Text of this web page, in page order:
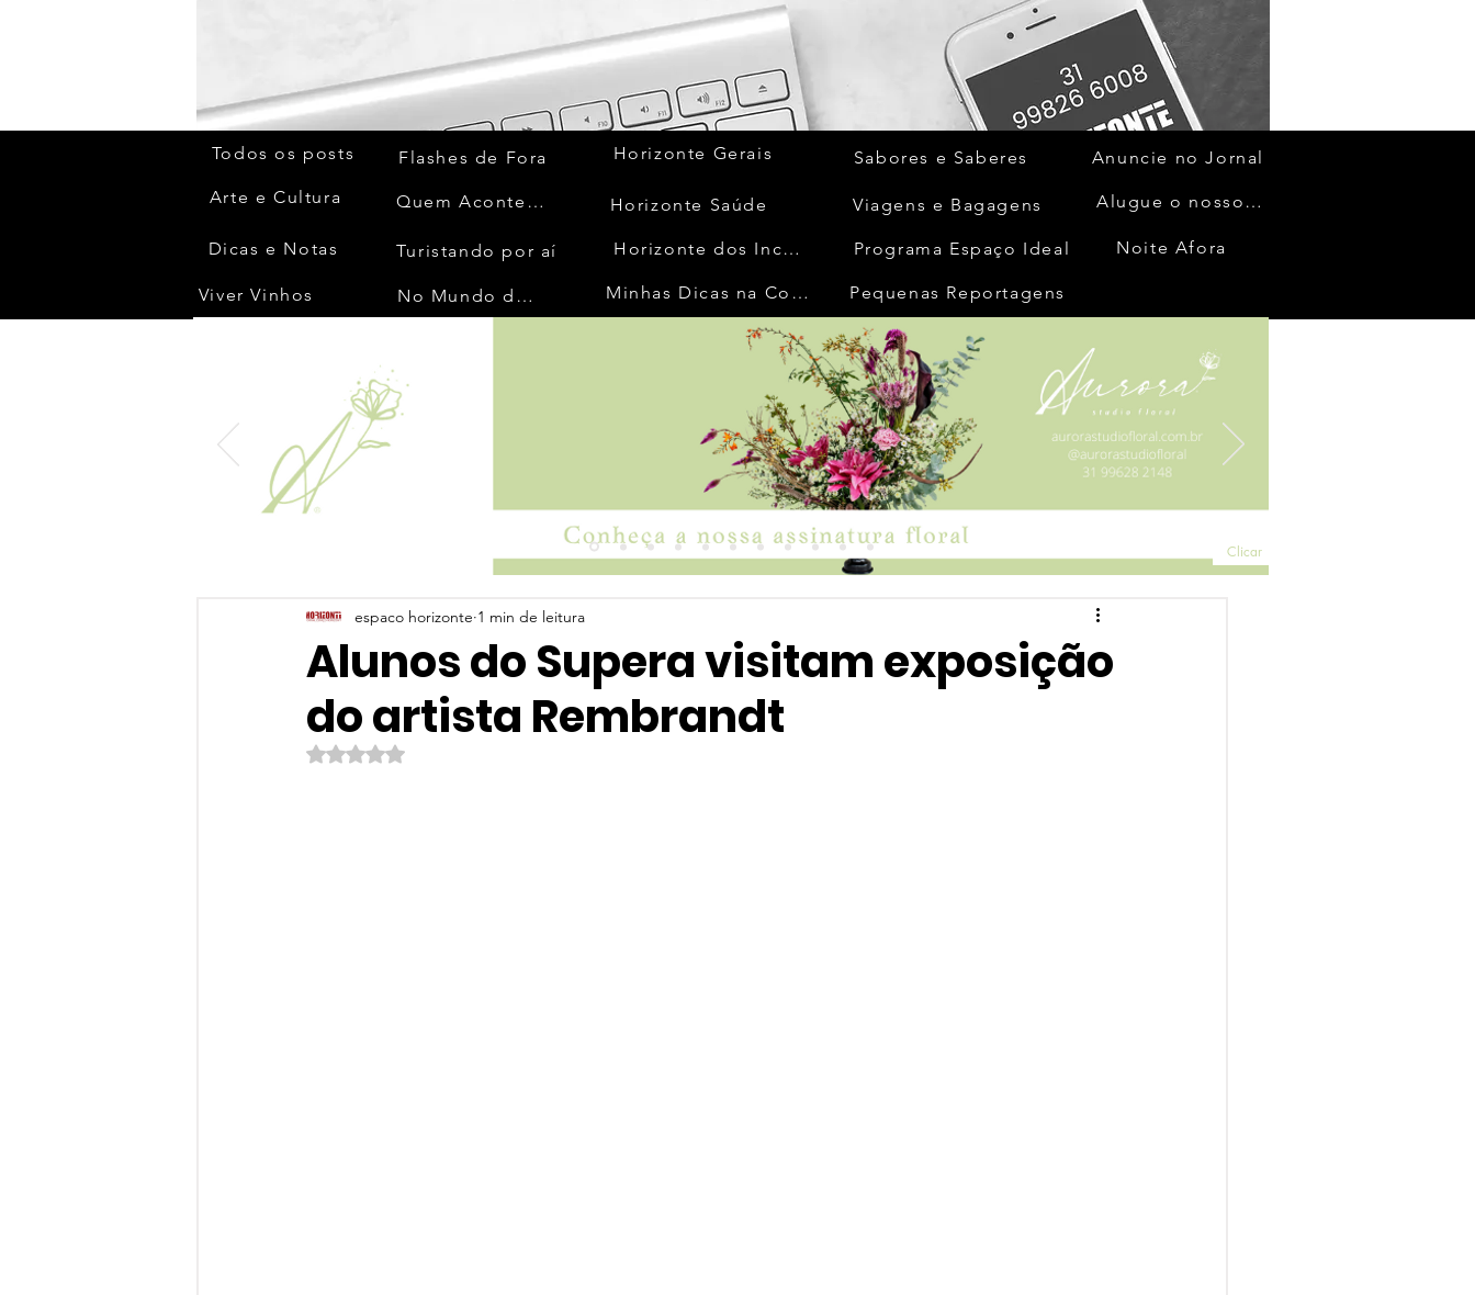
Todos os posts
Arte e Cultura
Dicas e Notas
Viver Vinhos
Flashes de Fora
Quem Acontece
Turistando por aí
No Mundo da Moda
Horizonte Gerais
Horizonte Saúde
Horizonte dos Inconfidentes
Minhas Dicas na Cozinha
Sabores e Saberes
Viagens e Bagagens
Programa Espaço Ideal
Anuncie no Jornal
Alugue o nosso espaço
Noite Afora
Pequenas Reportagens
Clicar
Alunos do Supera visitam exposição
do artista Rembrandt
espaco horizonte 1 min de leitura
Avaliado com NaN de 5 estrelas.